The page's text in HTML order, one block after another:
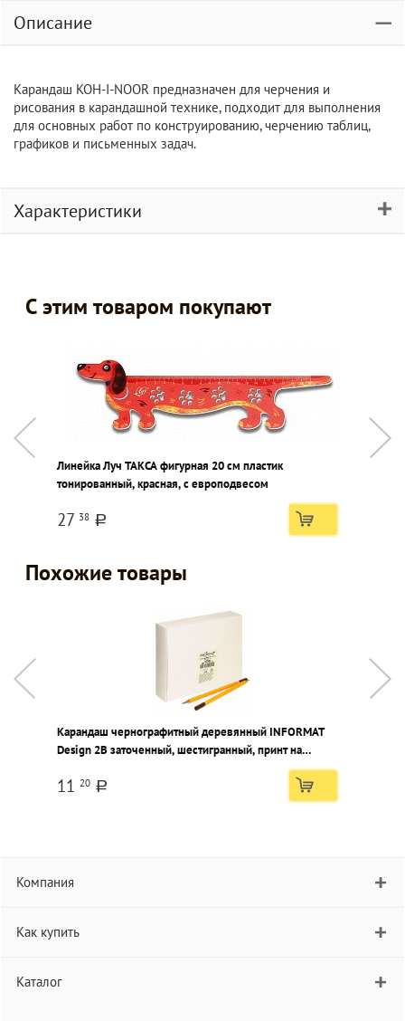
Описание
Карандаш KOH-I-NOOR предназначен для черчения и
рисования в карандашной технике, подходит для выполнения
для основных работ по конструированию, черчению таблиц,
графиков и письменных задач.
Характеристики
С этим товаром покупают
Линейка Луч ТАКСА фигурная 20 см пластик
тонированный, красная, с европодвесом
27 38 a
Похожие товары
Карандаш чернографитный деревянный INFORMAT
Design 2В заточенный, шестигранный, принт на
11 20 a
Компания
Как купить
Каталог